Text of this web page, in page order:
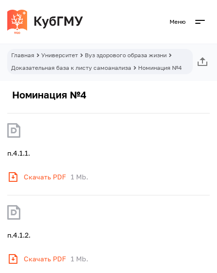
Меню
Главная Университет
Вуз здорового образа жизни
Доказательная база к листу самоанализа
Номинация №4
Номинация №4
п.4.1.1.
Скачать PDF 1 Mb.
п.4.1.2.
Скачать PDF 1 Mb.